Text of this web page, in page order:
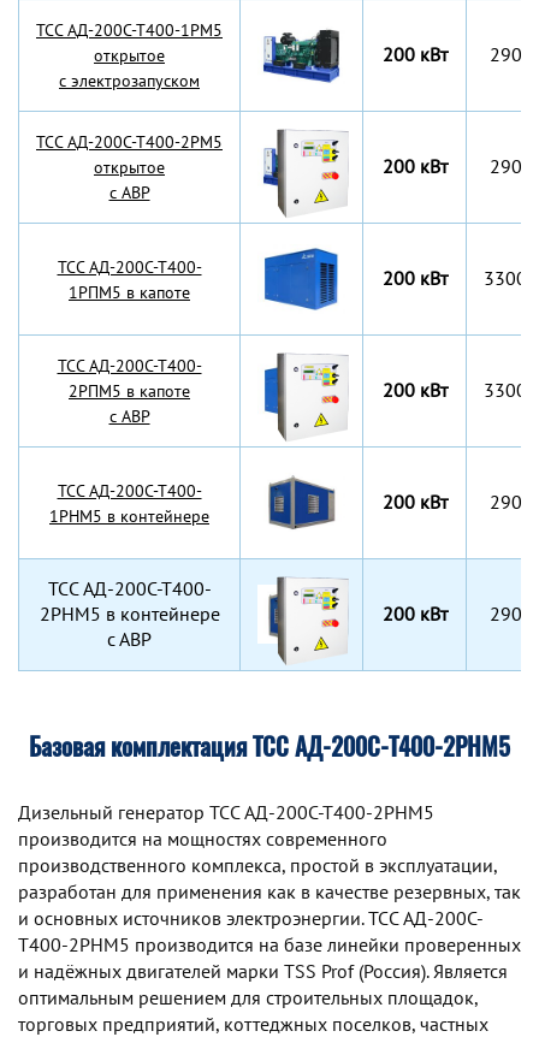
TCC АД-200С-Т400-1РМ5
открытое
с электрозапуском
200 кВт
TCC АД-200С-Т400-2РМ5
открытое
с АВР
200 кВт
TCC АД-200С-Т400-
1РПМ5 в капоте
200 кВт
TCC АД-200С-Т400-
2РПМ5 в капоте
с АВР
200 кВт
TCC АД-200С-Т400-
1РНМ5 в контейнере
200 кВт
TCC АД-200С-Т400-
2РНМ5 в контейнере
с АВР
200 кВт
Базовая комплектация ТСС АД-200С-Т400-2РНМ5
Дизельный генератор TCC АД-200С-Т400-2РНМ5
производится на мощностях современного
производственного комплекса, простой в эксплуатации,
разработан для применения как в качестве резервных, так
и основных источников электроэнергии. TCC АД-200С-
Т400-2РНМ5 производится на базе линейки проверенных
и надёжных двигателей марки TSS Prof (Россия). Является
оптимальным решением для строительных площадок,
торговых предприятий, коттеджных поселков, частных